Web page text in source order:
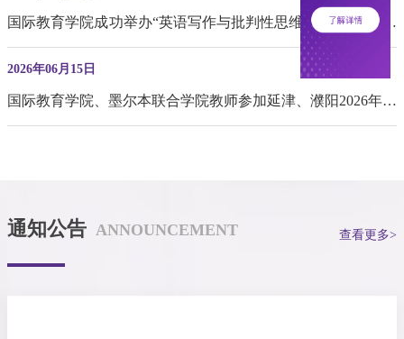
国际教育学院成功举办“英语写作与批判性思维训练技巧”专题
讲座
2026年06月15日
国际教育学院、墨尔本联合学院教师参加延津、濮阳2026年高
校招生见面会
通知公告 ANNOUNCEMENT 查看更多>